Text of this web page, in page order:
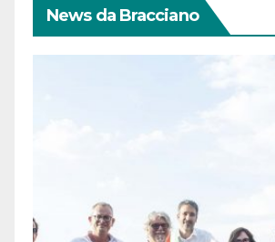
News da Bracciano